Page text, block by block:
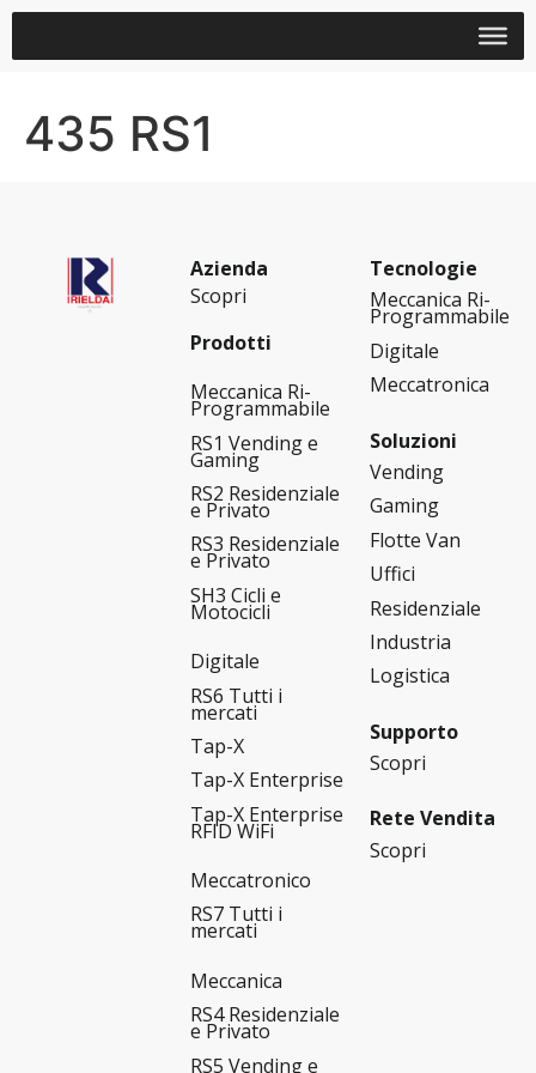
435 RS1
Azienda
Scopri
Prodotti
Meccanica Ri-
Programmabile
RS1 Vending e
Gaming
RS2 Residenziale
e Privato
RS3 Residenziale
e Privato
SH3 Cicli e
Motocicli
Digitale
RS6 Tutti i
mercati
Tap-X
Tap-X Enterprise
Tap-X Enterprise
RFID WiFi
Meccatronico
RS7 Tutti i
mercati
Meccanica
RS4 Residenziale
e Privato
RS5 Vending e
Tecnologie
Meccanica Ri-
Programmabile
Digitale
Meccatronica
Soluzioni
Vending
Gaming
Flotte Van
Uffici
Residenziale
Industria
Logistica
Supporto
Scopri
Rete Vendita
Scopri